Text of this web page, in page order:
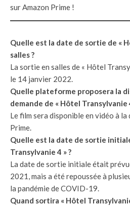
sur Amazon Prime !
Quelle est la date de sortie de «
salles ?
La sortie en salles de « Hôtel
le 14 janvier 2022.
Quelle plateforme proposera la
demande de « Hôtel Transylvanie
Le film sera disponible en vidéo à la
Prime.
Quelle est la date de sortie
Transylvanie 4 » ?
La date de sortie initiale était
2021, mais a été repoussée à
la pandémie de COVID-19.
Quand sortira « Hôtel